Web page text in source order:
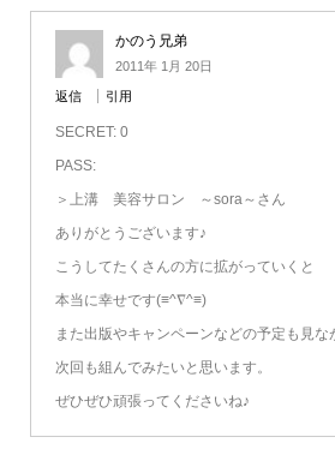
かのう兄弟
2011年 1月 20日
返信 引用
SECRET: 0
PASS:
＞上溝 美容サロン ～sora～さん
ありがとうございます♪
こうしてたくさんの方に拡がっていくと
本当に幸せです(≡^∇^≡)
また出版やキャンペーンなどの予定も見な
次回も組んでみたいと思います。
ぜひぜひ頑張ってくださいね♪